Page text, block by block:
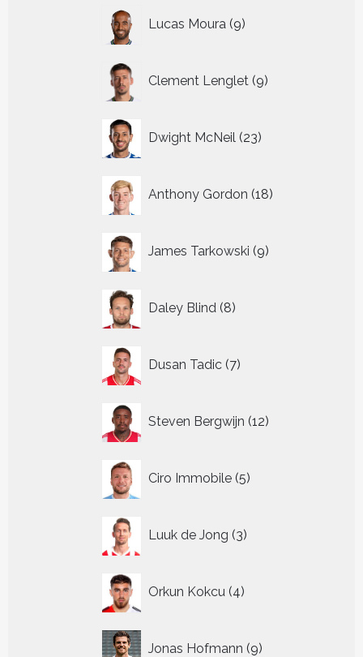
Lucas Moura 9
producten
Clement Lenglet 9
producten
Dwight McNeil 23
producten
Anthony Gordon 18
producten
James Tarkowski 9
producten
Daley Blind 8
producten
Dusan Tadic 7
producten
Steven Bergwijn 12
producten
Ciro Immobile 5
producten
Luuk de Jong 3
producten
Orkun Kokcu 4
producten
Jonas Hofmann 9